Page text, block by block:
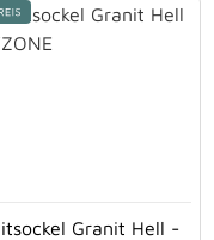
Granit Hell -